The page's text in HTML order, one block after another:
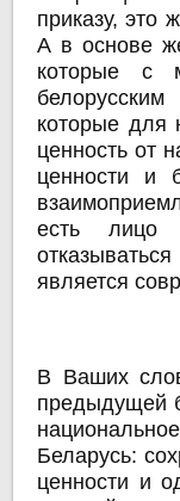
приказу, это
А в основе
которые с
которые для
ценность от
ценности и
есть лицо
является
В Ваших
предыдущей
Беларусь:
ценности и